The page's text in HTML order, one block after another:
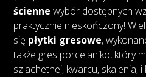
ścienne wybór dostępnych
praktycznie nieskończony!
się płytki gresowe,
także gres porcelaniko, który
szlachetnej, kwarcu, skalenia,